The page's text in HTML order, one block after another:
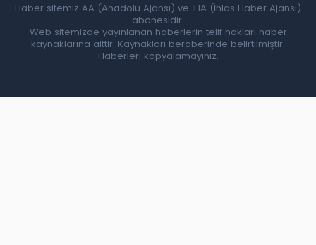
Haber sitemiz AA (Anadolu Ajansı) ve İHA (İhlas Haber Ajansı)
abonesidir.
Web sitemizde yayınlanan haberlerin telif hakları haber
kaynaklarına aittir. Kaynakları beraberinde belirtilmiştir.
Haberleri kopyalamayınız.